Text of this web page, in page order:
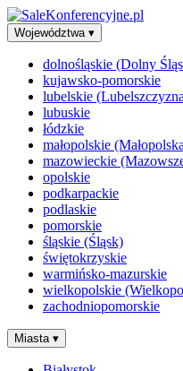
Województwa ▾
dolnośląskie (Dolny
kujawsko-pomorskie
lubelskie
lubuskie
łódzkie
małopolskie
mazowieckie
opolskie
podkarpackie
podlaskie
pomorskie
śląskie (Śląsk)
świętokrzyskie
warmińsko-mazurskie
wielkopolskie
zachodniopomorskie
Miasta ▾